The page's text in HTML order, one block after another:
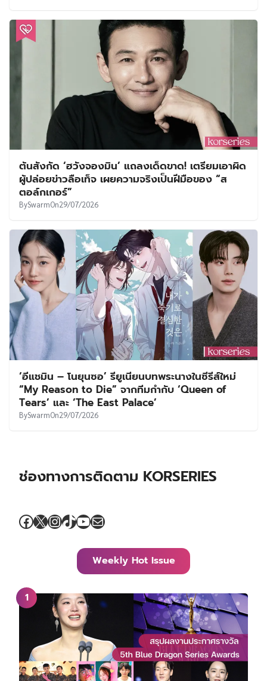
ต้นสังกัด ‘ฮวังจองมิน’ แถลงเด็ดขาด! เตรียมเอาผิด
ผู้ปล่อยข่าวลือเท็จ เผยความจริงเป็นฝีมือของ “ส
ตอล์กเกอร์”
BySwarmOn29/07/2026
‘อีแชมิน – โนยุนซอ’ รียูเนียนบทพระนางในซีรีส์ใหม่
“My Reason to Die” จากทีมกำกับ ‘Queen of
Tears’ และ ‘The East Palace’
BySwarmOn29/07/2026
ช่องทางการติดตาม KORSERIES
Facebook
X Instagram
TikTok
YouTube
Mail
Weekly Hot Issue